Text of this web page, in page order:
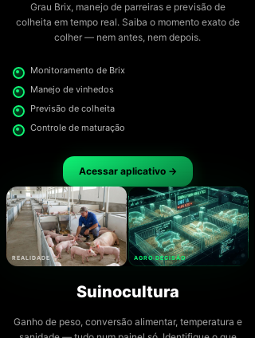
Grau Brix, manejo de parreiras e previsão de
colheita em tempo real. Saiba o momento exato de
colher — nem antes, nem depois.
Monitoramento de Brix
Manejo de vinhedos
Previsão de colheita
Controle de maturação
Acessar aplicativo →
REALIDADE AGRO DECISÃO
Suinocultura
Ganho de peso, conversão alimentar, temperatura e